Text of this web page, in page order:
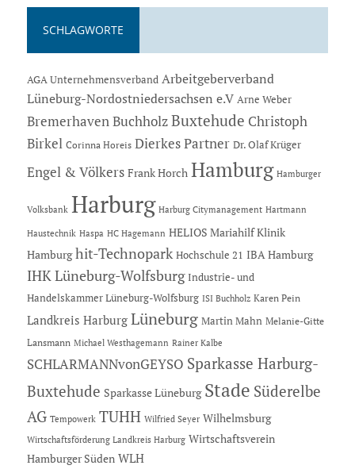
SCHLAGWORTE
AGA Unternehmensverband Arbeitgeberverband
Lüneburg-Nordostniedersachsen e.V Arne Weber
Bremerhaven Buchholz Buxtehude Christoph
Birkel Corinna Horeis Dierkes Partner Dr. Olaf Krüger
Engel & Völkers Frank Horch Hamburg Hamburger
Volksbank Harburg Harburg Citymanagement Hartmann
Haustechnik Haspa HC Hagemann HELIOS Mariahilf Klinik
Hamburg hit-Technopark Hochschule 21 IBA Hamburg
IHK Lüneburg-Wolfsburg Industrie- und
Handelskammer Lüneburg-Wolfsburg ISI Buchholz Karen Pein
Landkreis Harburg Lüneburg Martin Mahn Melanie-Gitte
Lansmann Michael Westhagemann Rainer Kalbe
SCHLARMANNvonGEYSO Sparkasse Harburg-
Buxtehude Sparkasse Lüneburg Stade Süderelbe
AG Tempowerk TUHH Wilfried Seyer Wilhelmsburg
Wirtschaftsförderung Landkreis Harburg Wirtschaftsverein
Hamburger Süden WLH